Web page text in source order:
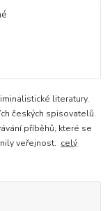
literatury.
českých spisovatelů.
příběhů, které se
veřejnost. celý